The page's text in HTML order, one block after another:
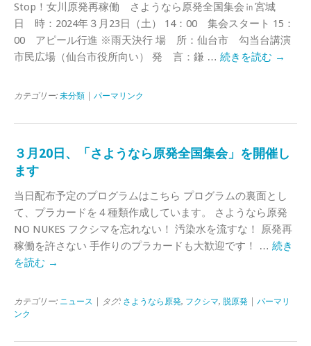
Stop！女川原発再稼働 さようなら原発全国集会㏌宮城
日 時：2024年３月23日（土） 14：00 集会スタート 15：
00 アピール行進 ※雨天決行 場 所：仙台市 勾当台講演
市民広場（仙台市役所向い） 発 言：鎌 … 続きを読む →
カテゴリー: 未分類 パーマリンク
３月20日、「さようなら原発全国集会」を開催し
ます
当日配布予定のプログラムはこちら プログラムの裏面とし
て、プラカードを４種類作成しています。 さようなら原発
NO NUKES フクシマを忘れない！ 汚染水を流すな！ 原発再
稼働を許さない 手作りのプラカードも大歓迎です！ … 続き
を読む →
カテゴリー: ニュース | タグ: さようなら原発, フクシマ, 脱原発
パーマリ
ンク